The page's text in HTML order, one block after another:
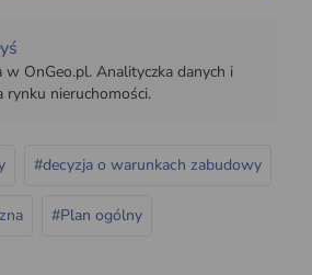
w OnGeo.pl. Analityczka danych i
rynku nieruchomości.
#decyzja o warunkach zabudowy
#Plan ogólny